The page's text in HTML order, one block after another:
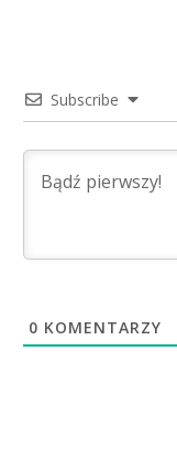
Subscribe
0 KOMENTARZY